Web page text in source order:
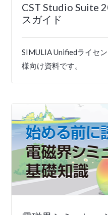
CST Studio Suite
スガイド
SIMULIA Unifiedライセ
様向け資料です。